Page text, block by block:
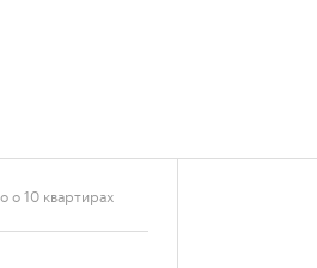
о 10 квартирах